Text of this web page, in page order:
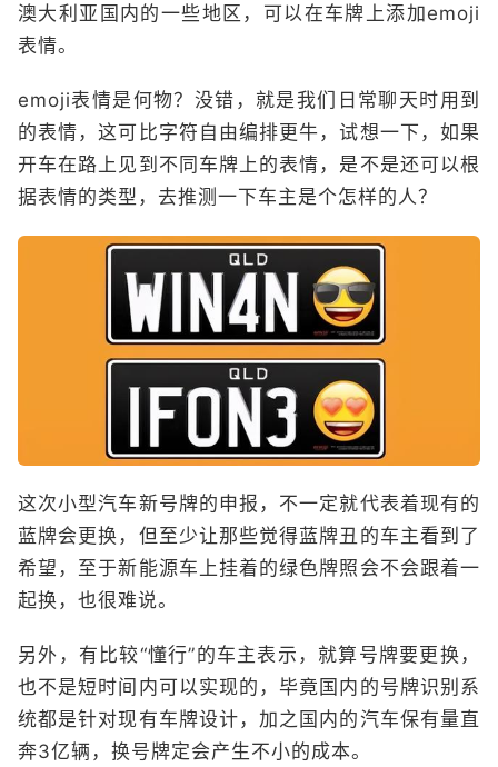
澳大利亚国内的一些地区，可以在车牌上添加emoji
表情。
emoji表情是何物？没错，就是我们日常聊天时用到
的表情，这可比字符自由编排更牛，试想一下，如果
开车在路上见到不同车牌上的表情，是不是还可以根
据表情的类型，去推测一下车主是个怎样的人？
这次小型汽车新号牌的申报，不一定就代表着现有的
蓝牌会更换，但至少让那些觉得蓝牌丑的车主看到了
希望，至于新能源车上挂着的绿色牌照会不会跟着一
起换，也很难说。
另外，有比较“懂行”的车主表示，就算号牌要更换，
也不是短时间内可以实现的，毕竟国内的号牌识别系
统都是针对现有车牌设计，加之国内的汽车保有量直
奔3亿辆，换号牌定会产生不小的成本。